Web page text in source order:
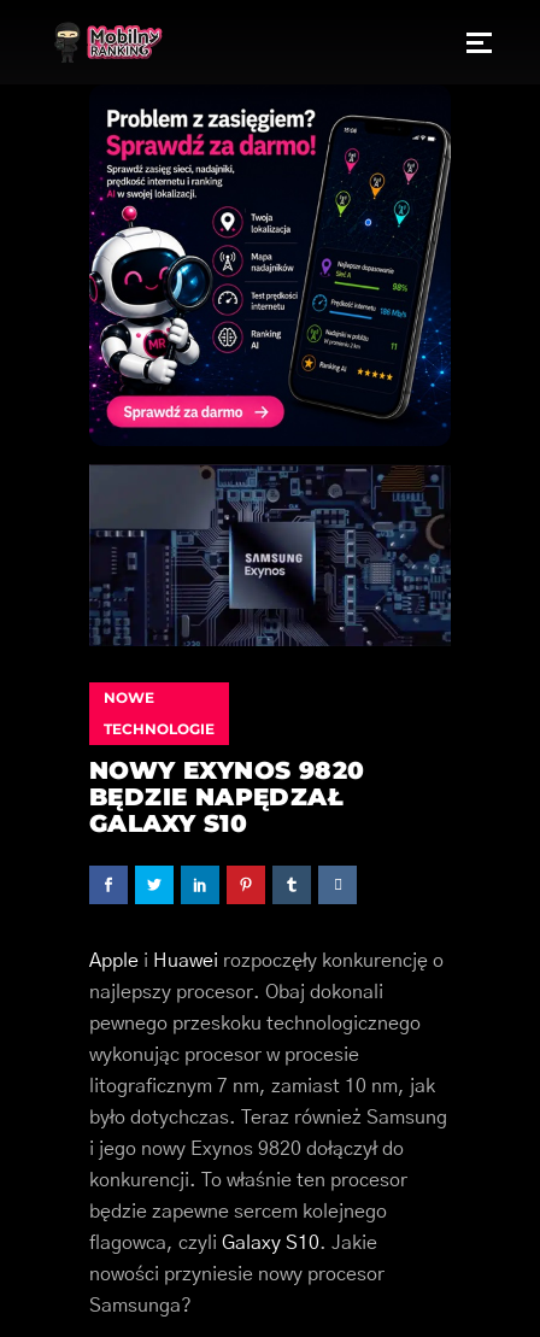
NOWE
TECHNOLOGIE
NOWY EXYNOS 9820
BĘDZIE NAPĘDZAŁ
GALAXY S10
Apple i Huawei rozpoczęły konkurencję o
najlepszy procesor. Obaj dokonali
pewnego przeskoku technologicznego
wykonując procesor w procesie
litograficznym 7 nm, zamiast 10 nm, jak
było dotychczas. Teraz również Samsung
i jego nowy Exynos 9820 dołączył do
konkurencji. To właśnie ten procesor
będzie zapewne sercem kolejnego
flagowca, czyli Galaxy S10. Jakie
nowości przyniesie nowy procesor
Samsunga?